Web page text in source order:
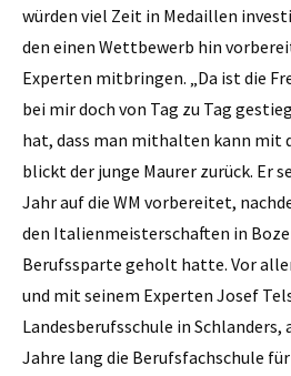
würden viel Zeit in Medaillen
den einen Wettbewerb hin
Experten mitbringen. „Da ist die
bei mir doch von Tag zu Tag
hat, dass man mithalten kann mit
blickt der junge Maurer zurück. Er
Jahr auf die WM vorbereitet,
den Italienmeisterschaften in
Berufssparte geholt hatte. Vor
und mit seinem Experten Josef
Landesberufsschule in Schlanders,
Jahre lang die Berufsfachschule